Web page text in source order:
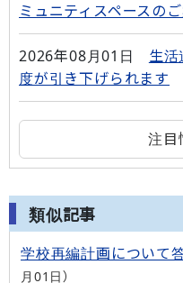
ミュニティスペースの
2026年08月01日
生
度が引き下げられます
注目
類似記事
学校再編計画について
月01日